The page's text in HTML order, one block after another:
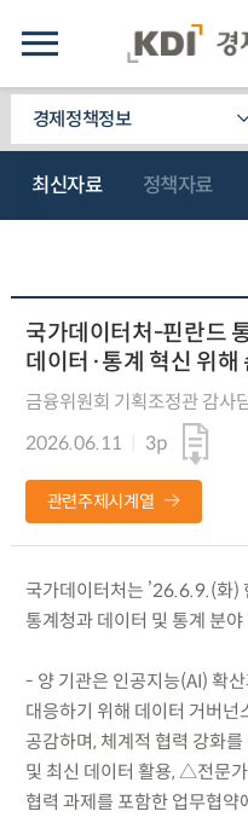
경제정책정보
최신자료 정책자료
국가데이터처-핀란드
데이터·통계 혁신 위해
금융위원회 기획조정관 감사
2026.06.11
3p
관련주제시계열
국가데이터처는 ’26.6.9.(화)
통계청과 데이터 및 통계 분
- 양 기관은 인공지능(AI) 확
대응하기 위해 데이터 거버넌
공감하며, 체계적 협력 강화
및 최신 데이터 활용, △전문
협력 과제를 포함한 업무협약